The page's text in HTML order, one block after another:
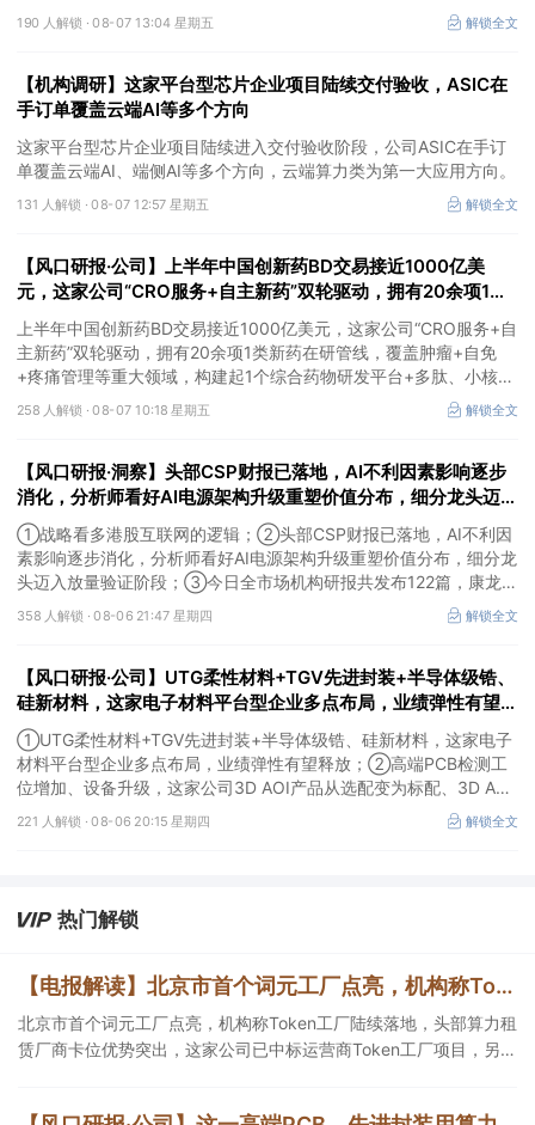
产量增长与冶炼产能整合并举，公司市占率有望进一步提升，同时有
望充分受益金属价格上行。
190 人解锁 ·08-07 13:04 星期五 解锁全文
【机构调研】这家平台型芯片企业项目陆续交付验收，ASIC在
手订单覆盖云端AI等多个方向
这家平台型芯片企业项目陆续进入交付验收阶段，公司ASIC在手订
单覆盖云端AI、端侧AI等多个方向，云端算力类为第一大应用方向。
131 人解锁 ·08-07 12:57 星期五 解锁全文
【风口研报·公司】上半年中国创新药BD交易接近1000亿美
元，这家公司“CRO服务+自主新药”双轮驱动，拥有20余项1类
新药在研管线，覆盖肿瘤+自免+疼痛管理等重大领域
上半年中国创新药BD交易接近1000亿美元，这家公司“CRO服务+自
主新药”双轮驱动，拥有20余项1类新药在研管线，覆盖肿瘤+自免
+疼痛管理等重大领域，构建起1个综合药物研发平台+多肽、小核
酸、CGT、小分子4个创新技术平台，创新转型成果正逐步兑现。
258 人解锁 ·08-07 10:18 星期五 解锁全文
【风口研报·洞察】头部CSP财报已落地，AI不利因素影响逐步
消化，分析师看好AI电源架构升级重塑价值分布，细分龙头迈入
放量验证阶段；战略看多港股互联网的逻辑
①战略看多港股互联网的逻辑；②头部CSP财报已落地，AI不利因
素影响逐步消化，分析师看好AI电源架构升级重塑价值分布，细分龙
头迈入放量验证阶段；③今日全市场机构研报共发布122篇，康龙化
成、江淮汽车评级得到上调，9家公司获得首度覆盖，其中乔锋智能
获新财富分析师深度覆盖；④在个股机构关注度排行中，华峰化学
健盛集团。
358 人解锁 ·08-06 21:47 星期四 解锁全文
【风口研报·公司】UTG柔性材料+TGV先进封装+半导体级锆、
硅新材料，这家电子材料平台型企业多点布局，业绩弹性有望释
放；高端PCB检测工位增加、设备升级，这家公司3D AOI产品
从选配变为标配
①UTG柔性材料+TGV先进封装+半导体级锆、硅新材料，这家电子
材料平台型企业多点布局，业绩弹性有望释放；②高端PCB检测工
位增加、设备升级，这家公司3D AOI产品从选配变为标配、3D AXI
设备逐步成为刚需，现已进入头部客户供应体系。
221 人解锁 ·08-06 20:15 星期四 解锁全文
热门解锁
【电报解读】北京市首个词元工厂点亮，机构称Token工厂陆续落地，头部算力租赁厂商卡位优势突出，这家公司已中标运营商Token工厂项目
北京市首个词元工厂点亮，机构称Token工厂陆续落地，头部算力租
赁厂商卡位优势突出，这家公司已中标运营商Token工厂项目，另一